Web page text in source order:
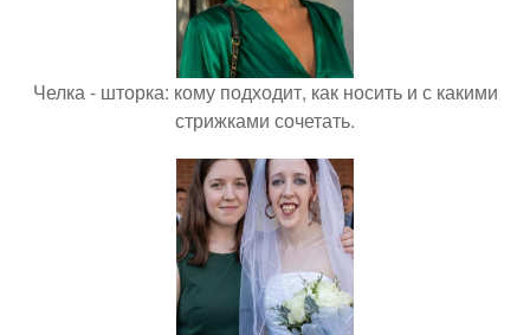
Челка - шторка: кому подходит, как носить и с какими
стрижками сочетать.